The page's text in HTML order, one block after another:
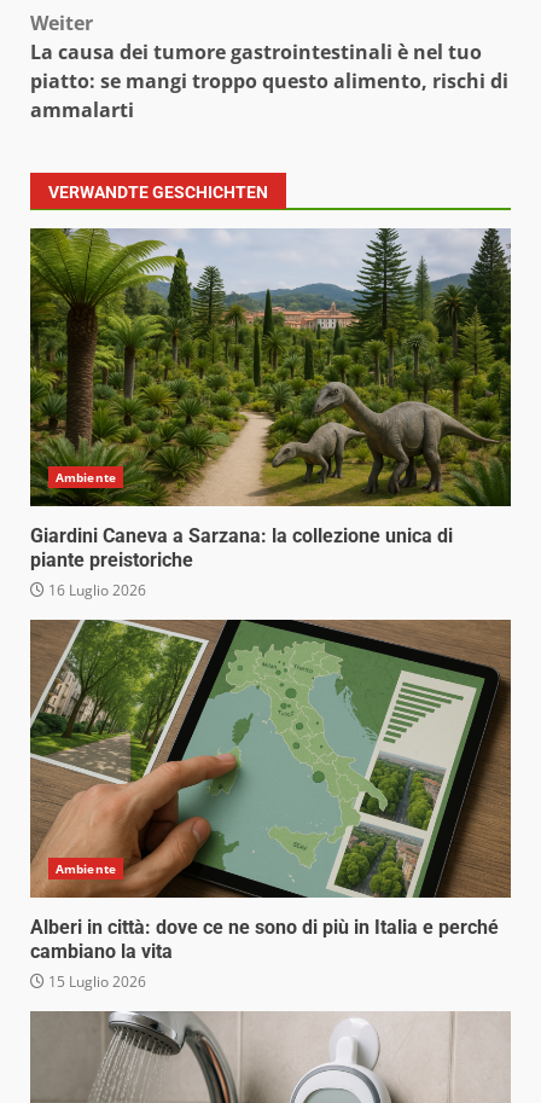
Weiter
La causa dei tumore gastrointestinali è nel tuo
piatto: se mangi troppo questo alimento, rischi di
ammalarti
VERWANDTE GESCHICHTEN
Ambiente
Giardini Caneva a Sarzana: la collezione unica di
piante preistoriche
16 Luglio 2026
Ambiente
Alberi in città: dove ce ne sono di più in Italia e perché
cambiano la vita
15 Luglio 2026